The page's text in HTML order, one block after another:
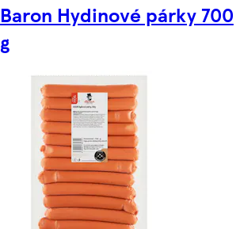
Baron Hydinové párky 700
g